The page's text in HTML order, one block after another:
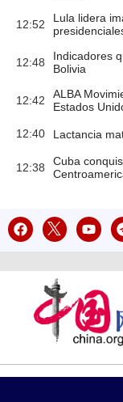
12:52
Lula lidera
12:48
Indicadores
Bolivia
12:42
ALBA
Estados
12:40 Lactancia
12:38
Cuba